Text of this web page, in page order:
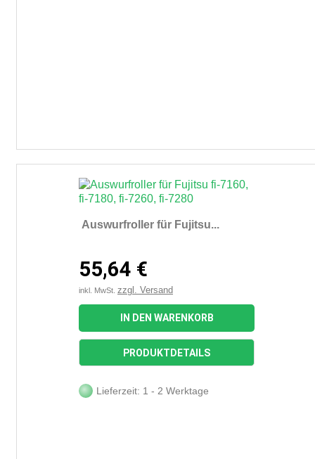
Auswurfroller für Fujitsu...
55,64 €
inkl. MwSt. zzgl. Versand
IN DEN WARENKORB
PRODUKTDETAILS
Lieferzeit: 1 - 2 Werktage